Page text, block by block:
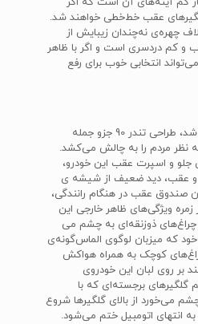
عقب خط‌خطی خواهند شد.
چهره‌ی نه‌چندان زیبایش از
و کم دردسری است و اگر با ظاهر
انتخابی خوب برای رفع
همان‌طور که در ابتدا گفته شد، طراحی تندر 90 جزو جمله
نظر مردم را به چالش می‌کشد.
جلو و اسپرت عقب این خودرو،
و عقب، دید ضعیف از شیشه ی
صندوق عقب در هنگام رانندگی،
ویژگی‌های ظاهر خارجی این
چراغ‌های ذوزنقه‌ای به چشم می
که میزبان لوگوی الماس‌گونه‌ی
کوچک به همراه هواکش
بر روی لبان این خودروی
برجسته‌ای که با
می‌خورد از بالای گلگیرها شروع
انتهای اتومبیل ختم می‌شود.